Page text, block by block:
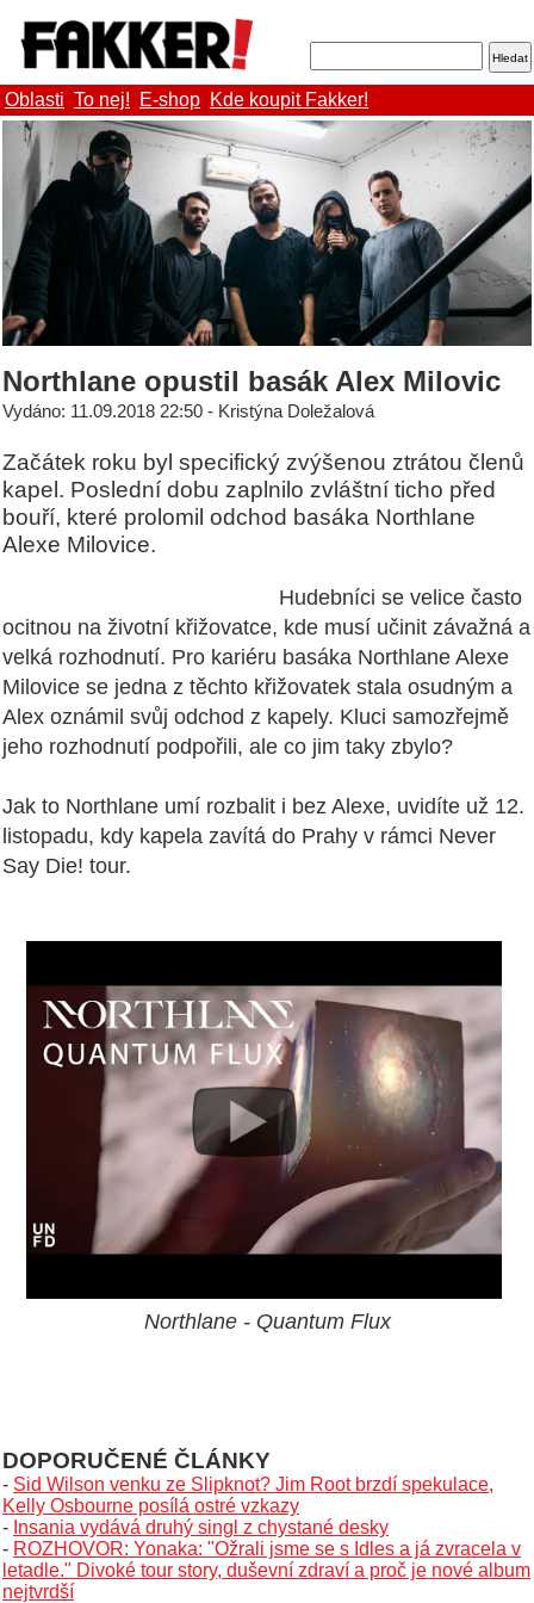
Oblasti To nej! E-shop Kde koupit Fakker!
Northlane opustil basák Alex Milovic
Vydáno: 11.09.2018 22:50 - Kristýna Doležalová
Začátek roku byl specifický zvýšenou ztrátou členů
kapel. Poslední dobu zaplnilo zvláštní ticho před
bouří, které prolomil odchod basáka Northlane
Alexe Milovice.
Hudebníci se velice často
ocitnou na životní křižovatce, kde musí učinit závažná a
velká rozhodnutí. Pro kariéru basáka Northlane Alexe
Milovice se jedna z těchto křižovatek stala osudným a
Alex oznámil svůj odchod z kapely. Kluci samozřejmě
jeho rozhodnutí podpořili, ale co jim taky zbylo?
Jak to Northlane umí rozbalit i bez Alexe, uvidíte už 12.
listopadu, kdy kapela zavítá do Prahy v rámci Never
Say Die! tour.
Northlane - Quantum Flux
DOPORUČENÉ ČLÁNKY
- Sid Wilson venku ze Slipknot? Jim Root brzdí spekulace,
Kelly Osbourne posílá ostré vzkazy
- Insania vydává druhý singl z chystané desky
- ROZHOVOR: Yonaka: "Ožrali jsme se s Idles a já zvracela v
letadle." Divoké tour story, duševní zdraví a proč je nové album
nejtvrdší